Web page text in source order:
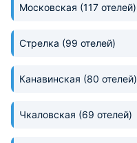
Московская (117 отелей)
Стрелка (99 отелей)
Канавинская (80 отелей)
Чкаловская (69 отелей)